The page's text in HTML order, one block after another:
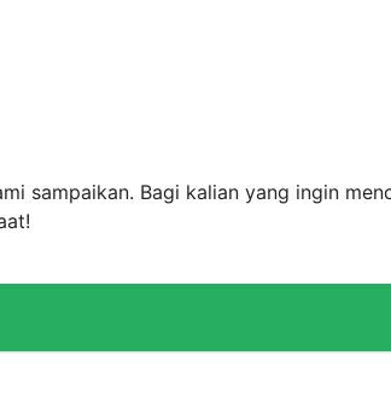
sampaikan. Bagi kalian yang ingin